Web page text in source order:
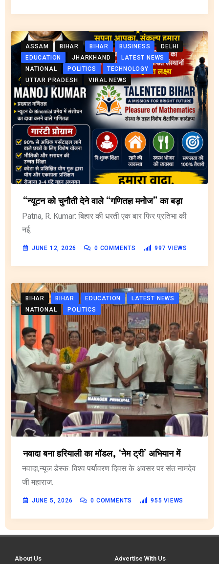
ASSAM BIHAR BIHAR BUSINESS
DELHI
EDUCATION
JHARKHAND
LATEST NEWS
NATIONAL
POLITICS
TECHNOLOGY
UTTAR PRADESH
VIRAL NEWS
“न्यूटन को चुनौती देने वाले “गणितज्ञ मनोज” का बड़ा
Patna, R. Kumar: बिहार की धरती एक बार फिर प्रतिभा की
नई.
JUNE 12, 2026 0 COMMENTS 997 VIEWS
BIHAR BIHAR EDUCATION
LATEST NEWS
NATIONAL
POLITICS
नवादा बना हरियाली का मॉडल, ‘नेम ट्री’ अभियान में
नवादा,न्यूज डेस्क: विश्व पर्यावरण दिवस के अवसर पर संत नामदेव
जी महाराज.
JUNE 5, 2026 0 COMMENTS 955 VIEWS
About Us Advertise With Us